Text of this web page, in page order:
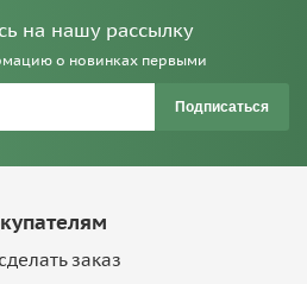
на нашу рассылку
о новинках первыми
Подписаться
заказ